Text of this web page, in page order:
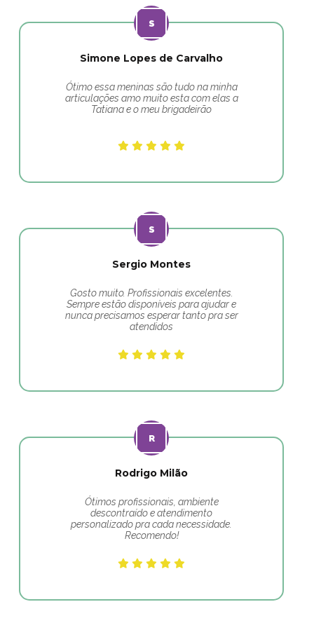
Simone Lopes de Carvalho
Ótimo essa meninas são tudo na minha
articulações amo muito esta com elas a
Tatiana e o meu brigadeirão
Sergio Montes
Gosto muito. Profissionais excelentes.
Sempre estão disponíveis para ajudar e
nunca precisamos esperar tanto pra ser
atendidos
Rodrigo Milão
Ótimos profissionais, ambiente
descontraído e atendimento
personalizado pra cada necessidade.
Recomendo!